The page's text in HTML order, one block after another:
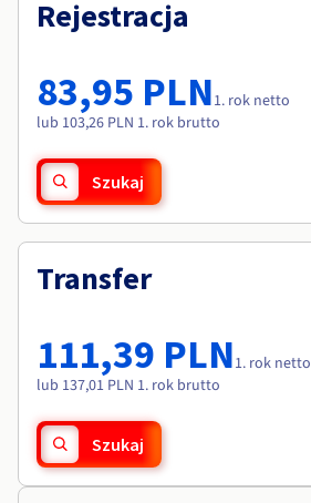
Cennik
Roadmap & Changelog
Monitorowanie
Roadmap & Changelog
Roadmap & Changelog
Roadmap & Changelog
Roadmap & Changelog
Rejestracja
83,95 PLN1. rok netto
lub 103,26 PLN 1. rok brutto
Szukaj
Transfer
111,39 PLN1. rok netto
lub 137,01 PLN 1. rok brutto
Szukaj